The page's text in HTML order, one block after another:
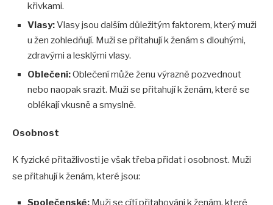
křivkami.
Vlasy:Vlasy jsou dalším důležitým faktorem, který muži
u žen zohledňují. Muži se přitahují k ženám s dlouhými,
zdravými a lesklými vlasy.
Oblečení:Oblečení může ženu výrazně pozvednout
nebo naopak srazit. Muži se přitahují k ženám, které se
oblékají vkusně a smyslně.
Osobnost
K fyzické přitažlivosti je však třeba přidat i osobnost. Muži
se přitahují k ženám, které jsou:
Společenské: Muži se cítí přitahováni k ženám, které